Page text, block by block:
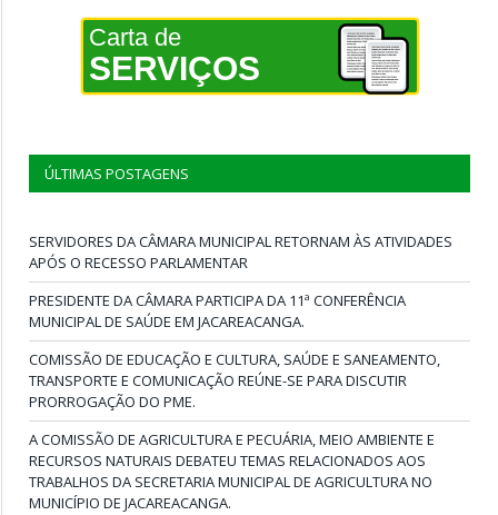
Carta de
SERVIÇOS
ÚLTIMAS POSTAGENS
SERVIDORES DA CÂMARA MUNICIPAL RETORNAM ÀS ATIVIDADES
APÓS O RECESSO PARLAMENTAR
PRESIDENTE DA CÂMARA PARTICIPA DA 11ª CONFERÊNCIA
MUNICIPAL DE SAÚDE EM JACAREACANGA.
COMISSÃO DE EDUCAÇÃO E CULTURA, SAÚDE E SANEAMENTO,
TRANSPORTE E COMUNICAÇÃO REÚNE-SE PARA DISCUTIR
PRORROGAÇÃO DO PME.
A COMISSÃO DE AGRICULTURA E PECUÁRIA, MEIO AMBIENTE E
RECURSOS NATURAIS DEBATEU TEMAS RELACIONADOS AOS
TRABALHOS DA SECRETARIA MUNICIPAL DE AGRICULTURA NO
MUNICÍPIO DE JACAREACANGA.